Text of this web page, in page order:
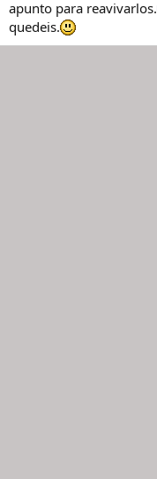
apunto para reavivarlos.
quedeis.